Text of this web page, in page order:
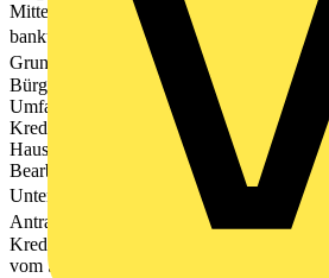
Mittelverwendung Sicherheiten Vom
bankübliche Sicherheiten zu stellen.
Grundschulden, 
Bürgschaften (inklusive kommunale
Umfang der Besicherung werden im
Kreditverhandlungen zwischen dem
Hausbank vereinbart. Welche Unterlagen
Bearbeitung bei der KfW sind durch Ihre
Unterlagen einzu- reichen:  Das
Antragsformular  Das KfW-Formular
Kreditantrag" (Formularnummer 600 000
vom Sachverständigen zu unterschreiben ist